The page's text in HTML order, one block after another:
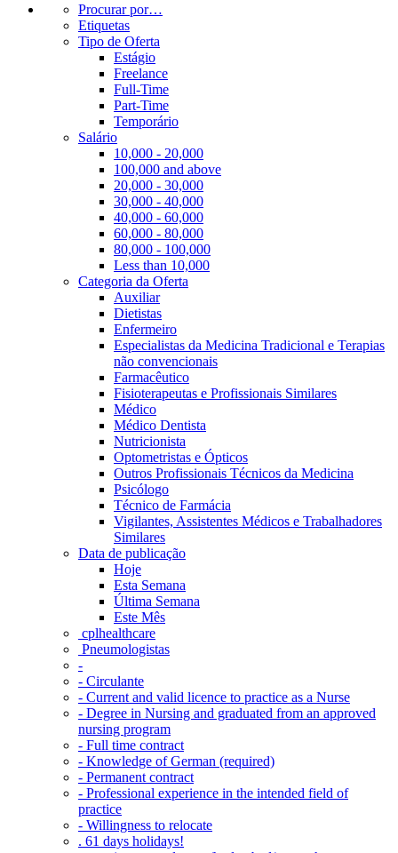
Procurar por…
Etiquetas
Tipo de Oferta
Estágio
Freelance
Full-Time
Part-Time
Temporário
Salário
10,000 - 20,000
100,000 and above
20,000 - 30,000
30,000 - 40,000
40,000 - 60,000
60,000 - 80,000
80,000 - 100,000
Less than 10,000
Categoria da Oferta
Auxiliar
Dietistas
Enfermeiro
Especialistas da Medicina Tradicional e Terapias
não convencionais
Farmacêutico
Fisioterapeutas e Profissionais Similares
Médico
Médico Dentista
Nutricionista
Optometristas e Ópticos
Outros Profissionais Técnicos da Medicina
Psicólogo
Técnico de Farmácia
Vigilantes, Assistentes Médicos e Trabalhadores
Similares
Data de publicação
Hoje
Esta Semana
Última Semana
Este Mês
‎ cplhealthcare‬
Pneumologistas
-
- Circulante
- Current and valid licence to practice as a Nurse
- Degree in Nursing and graduated from an approved
nursing program
- Full time contract
- Knowledge of German (required)
- Permanent contract
- Professional experience in the intended field of
practice
- Willingness to relocate
. 61 days holidays!